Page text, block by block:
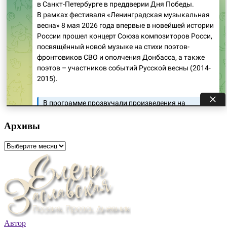
Архивы
Архивы
Автор